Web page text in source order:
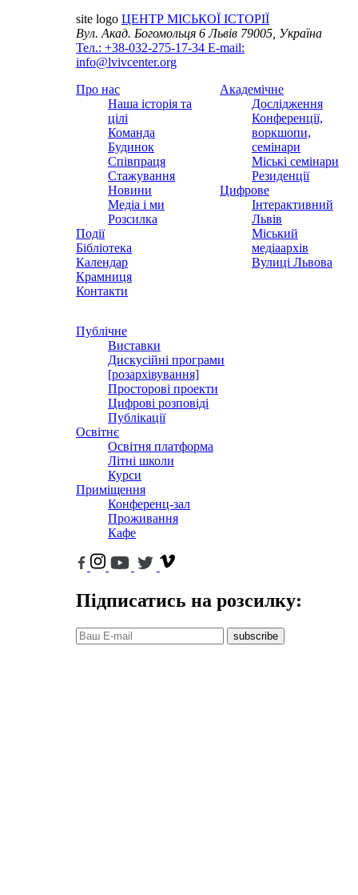
site logo ЦЕНТР МІСЬКОЇ ІСТОРІЇ
Вул. Акад. Богомольця 6Львів 79005, Україна
Тел.: +38-032-275-17-34 E-mail:
info@lvivcenter.org
Про нас
Наша історія та
цілі
Команда
Будинок
Співпраця
Стажування
Новини
Медіа і ми
Розсилка
Події
Бібліотека
Календар
Крамниця
Контакти
Академічне
Дослідження
Конференції,
воркшопи,
семінари
Міські семінари
Резиденції
Цифрове
Інтерактивний
Львів
Міський
медіаархів
Вулиці Львова
Публічне
Виставки
Дискусійні програми
[розархівування]
Просторові проекти
Цифрові розповіді
Публікації
Освітнє
Освітня платформа
Літні школи
Курси
Приміщення
Конференц-зал
Проживання
Кафе
Підписатись на розсилку:
subscribe